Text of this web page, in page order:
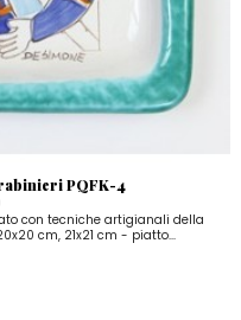
PQFK-4
con tecniche artigianali della
cm, 21x21 cm - piatto...